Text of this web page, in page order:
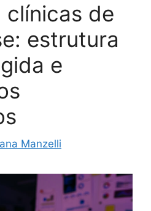
clínicas de
estrutura
e
Manzelli